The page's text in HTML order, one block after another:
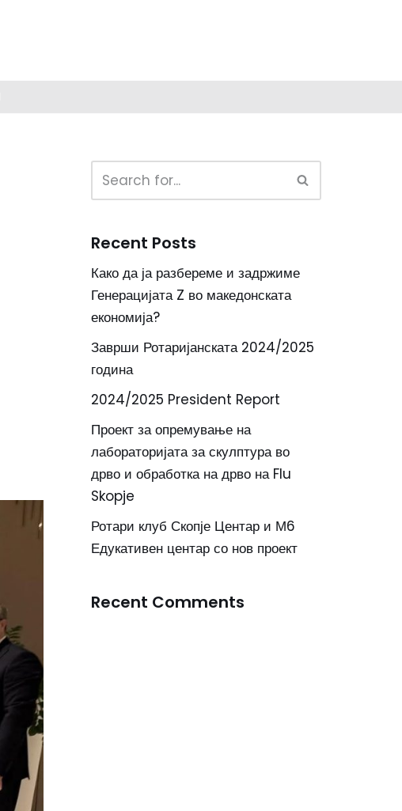
Recent Posts
Како да ја разбереме и задржиме
Генерацијата Z во македонската
економија?
Заврши Ротаријанската 2024/2025
година
2024/2025 President Report
Проект за опремување на
лабораторијата за скулптура во
дрво и обработка на дрво на Flu
Skopje
Ротари клуб Скопје Центар и М6
Едукативен центар со нов проект
Recent Comments